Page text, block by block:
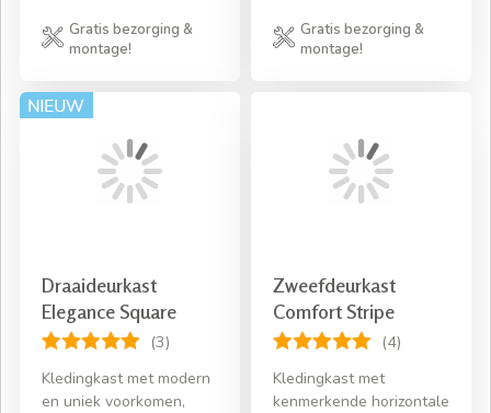
Gratis bezorging &
montage!
Gratis bezorging &
montage!
Draaideurkast
Elegance Square
(3)
Kledingkast met modern
en uniek voorkomen,
Zweefdeurkast
Comfort Stripe
(4)
Kledingkast met
kenmerkende horizontale